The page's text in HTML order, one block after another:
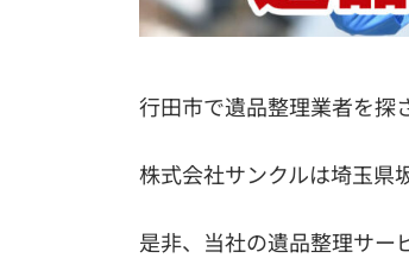
行田市で遺品整理業者を探
株式会社サンクルは埼玉県
是非、当社の遺品整理サー